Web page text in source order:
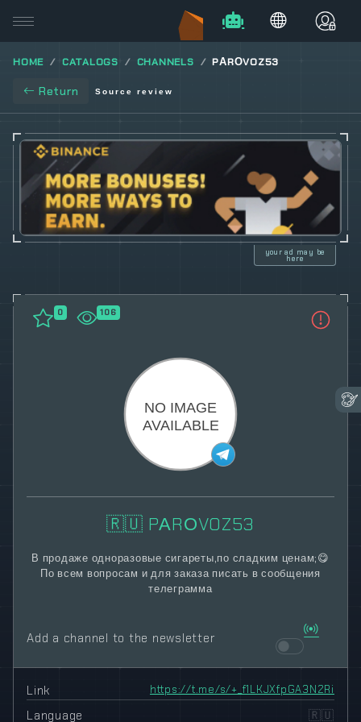
HOME CATALOGS CHANNELS PАRОVOZ53
Return Source review
0 106
🇷🇺 PАRОVOZ53
В продаже одноразовые сигареты,по сладким ценам;😋
По всем вопросам и для заказа писать в сообщения
телеграмма
Add a channel to the newsletter
Link https://t.me/s/+_f1LKJXfpGA3N2Ri
Language 🇷🇺
your ad may be
here